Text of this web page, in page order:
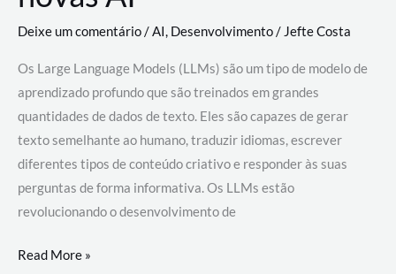
Deixe um comentário/AI, Desenvolvimento/ Jefte Costa
Os Large Language Models (LLMs) são um tipo de modelo de
aprendizado profundo que são treinados em grandes
quantidades de dados de texto. Eles são capazes de gerar
texto semelhante ao humano, traduzir idiomas, escrever
diferentes tipos de conteúdo criativo e responder às suas
perguntas de forma informativa. Os LLMs estão
revolucionando o desenvolvimento de
Large
Read More »